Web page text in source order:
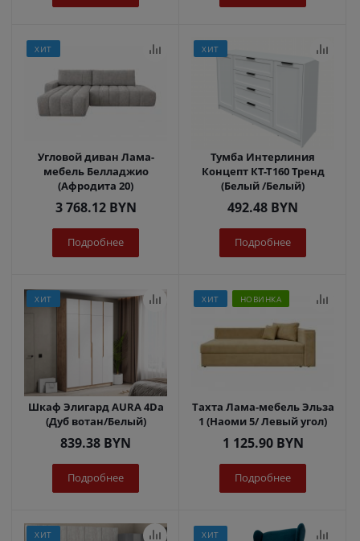
ХИТ
Угловой диван Лама-
мебель Белладжио
(Афродита 20)
3 768.12BYN
Подробнее
ХИТ
Тумба Интерлиния
Концепт КТ-Т160 Тренд
(Белый /Белый)
492.48 BYN
Подробнее
ХИТ
Шкаф Элигард AURA 4Dа
(Дуб вотан/Белый)
839.38 BYN
Подробнее
ХИТ НОВИНКА
Тахта Лама-мебель Эльза
1 (Наоми 5/ Левый угол)
1 125.90BYN
Подробнее
ХИТ ХИТ